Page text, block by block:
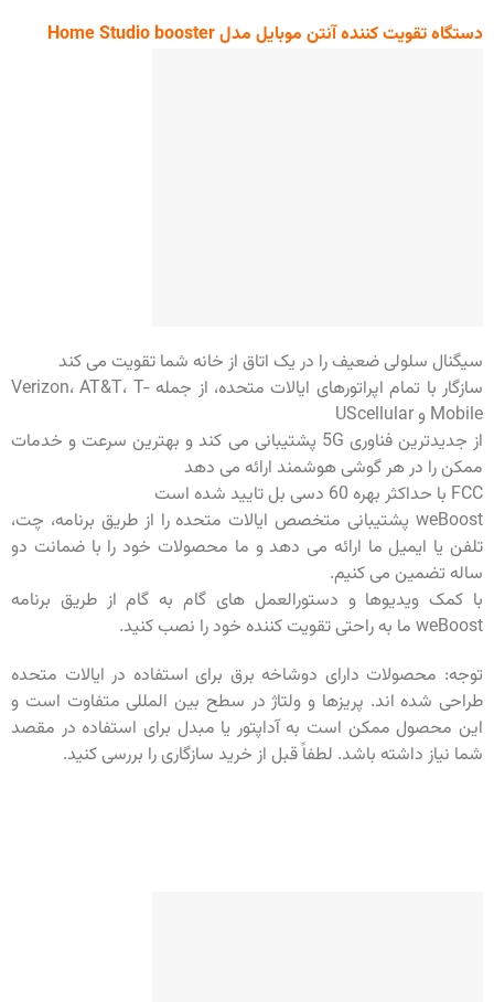
دستگاه تقویت کننده آنتن موبایل مدل Home Studio booster
سیگنال سلولی ضعیف را در یک اتاق از خانه شما تقویت می کند
سازگار با تمام اپراتورهای ایالات متحده، از جمله Verizon، AT&T، T-
Mobile و UScellular
از جدیدترین فناوری 5G پشتیبانی می کند و بهترین سرعت و خدمات
ممکن را در هر گوشی هوشمند ارائه می دهد
FCC با حداکثر بهره 60 دسی بل تایید شده است
weBoost پشتیبانی متخصص ایالات متحده را از طریق برنامه، چت،
تلفن یا ایمیل ما ارائه می دهد و ما محصولات خود را با ضمانت دو
ساله تضمین می کنیم.
با کمک ویدیوها و دستورالعمل های گام به گام از طریق برنامه
weBoost ما به راحتی تقویت کننده خود را نصب کنید.
توجه: محصولات دارای دوشاخه برق برای استفاده در ایالات متحده
طراحی شده اند. پریزها و ولتاژ در سطح بین المللی متفاوت است و
این محصول ممکن است به آداپتور یا مبدل برای استفاده در مقصد
شما نیاز داشته باشد. لطفاً قبل از خرید سازگاری را بررسی کنید.